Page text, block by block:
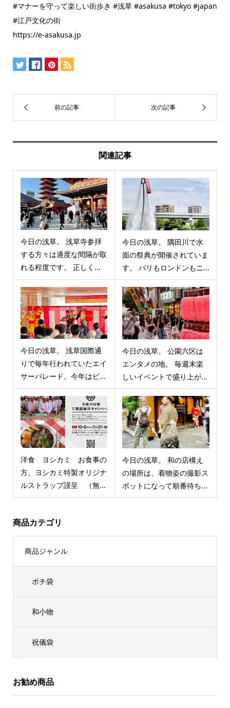
#マナーを守って楽しい街歩き #浅草 #asakusa #tokyo #japan
#江戸文化の街
https://e-asakusa.jp
関連記事
今日の浅草。 浅草寺参拝
する方々は適度な間隔が取
れる程度です。 正しく...
今日の浅草。 隅田川で水
面の祭典が開催されていま
す。 パリもロンドンもニ...
今日の浅草。 浅草国際通
りで毎年行われていたエイ
サーパレード。今年はビ...
今日の浅草。 公園六区は
エンタメの地。 毎週末楽
しいイベントで盛り上が...
洋食 ヨシカミ お食事の
方、ヨシカミ特製オリジナ
ルストラップ謹呈 （無...
今日の浅草。 和の店構え
の場所は、着物姿の撮影ス
ポットになって順番待ち...
商品カテゴリ
商品ジャンル
ポチ袋
和小物
祝儀袋
お勧め商品